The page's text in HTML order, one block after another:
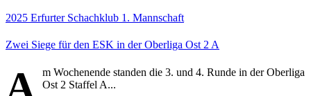
2025 Erfurter Schachklub 1. Mannschaft
Zwei Siege für den ESK in der Oberliga Ost 2 A
A m Wochenende standen die 3. und 4. Runde in der Oberliga
Ost 2 Staffel A...